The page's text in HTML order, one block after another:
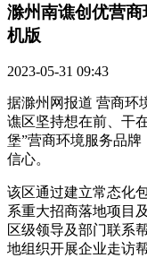
滁州南谯创优营
机版
2023-05-31 09:43
据滁州网报道 营商环
谯区坚持想在前、干
堡”营商环境服务品
信心。
该区通过建立常态化
系重大招商落地项目
区级领导及部门联系
地组织开展企业走访